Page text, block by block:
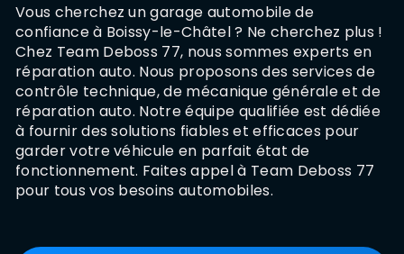
Vous cherchez un garage automobile de
confiance à Boissy-le-Châtel ? Ne cherchez plus !
Chez Team Deboss 77, nous sommes experts en
réparation auto. Nous proposons des services de
contrôle technique, de mécanique générale et de
réparation auto. Notre équipe qualifiée est dédiée
à fournir des solutions fiables et efficaces pour
garder votre véhicule en parfait état de
fonctionnement. Faites appel à Team Deboss 77
pour tous vos besoins automobiles.